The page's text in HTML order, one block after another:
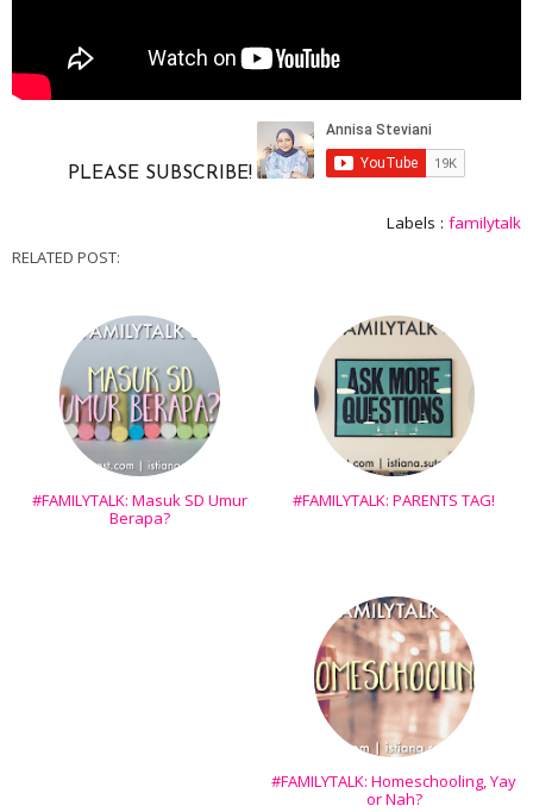
PLEASE SUBSCRIBE!
Labels : familytalk
RELATED POST:
#FAMILYTALK: Masuk SD Umur
Berapa?
#FAMILYTALK: PARENTS TAG!
#FAMILYTALK: Homeschooling, Yay
or Nah?